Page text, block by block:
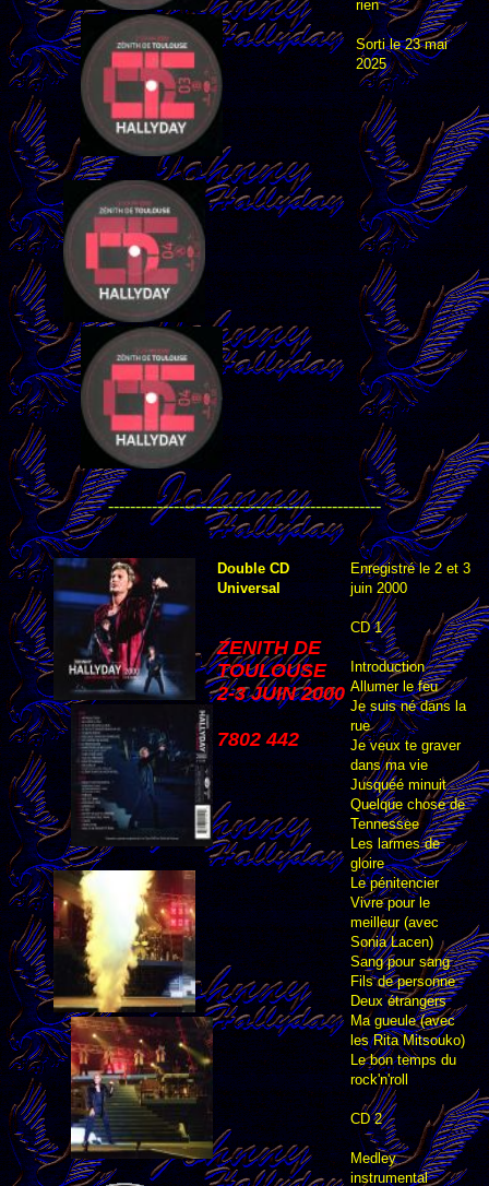
rien
Sorti le 23 mai
2025
--------------------------------------------------
Double CD
Universal
ZENITH DE
TOULOUSE
2-3 JUIN 2000
7802 442
Enregistré le 2 et 3
juin 2000
CD 1
Introduction
Allumer le feu
Je suis né dans la
rue
Je veux te graver
dans ma vie
Jusquéé minuit
Quelque chose de
Tennessee
Les larmes de
gloire
Le pénitencier
Vivre pour le
meilleur (avec
Sonia Lacen)
Sang pour sang
Fils de personne
Deux étrangers
Ma gueule (avec
les Rita Mitsouko)
Le bon temps du
rock'n'roll
CD 2
Medley
instrumental